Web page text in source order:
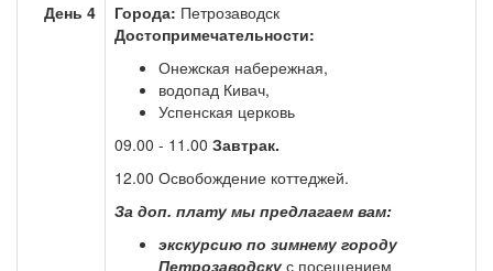
День 4 Города: Петрозаводск
Достопримечательности:
Онежская набережная,
водопад Кивач,
Успенская церковь
09.00 - 11.00 Завтрак.
12.00 Освобождение коттеджей.
За доп. плату мы предлагаем вам:
экскурсию по зимнему городу
Петрозаводску с посещением